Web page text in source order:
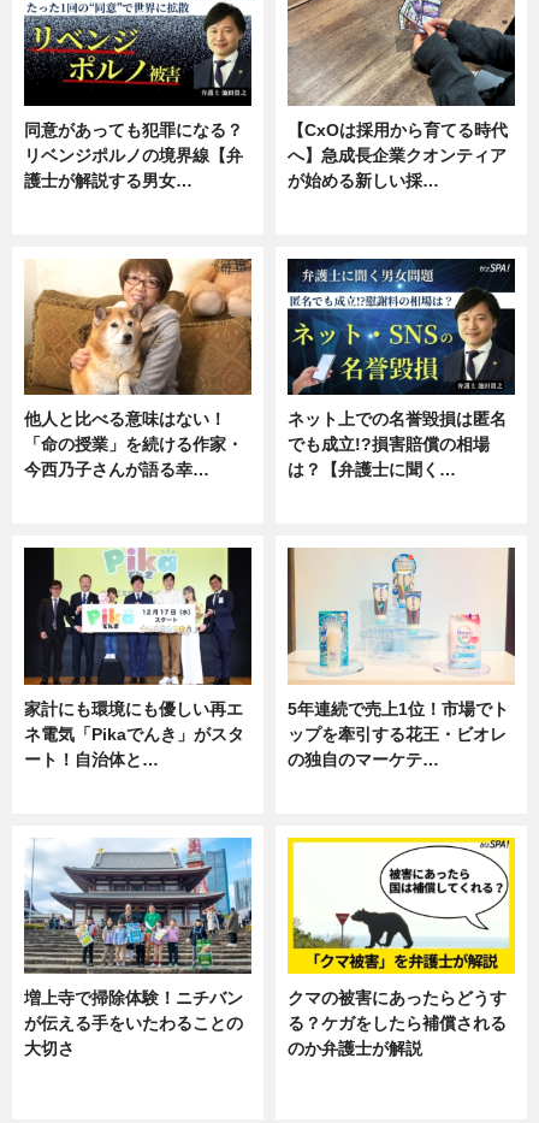
同意があっても犯罪になる？
リベンジポルノの境界線【弁
護士が解説する男女…
【CxOは採用から育てる時代
へ】急成長企業クオンティア
が始める新しい採…
他人と比べる意味はない！
「命の授業」を続ける作家・
今西乃子さんが語る幸…
ネット上での名誉毀損は匿名
でも成立!?損害賠償の相場
は？【弁護士に聞く…
家計にも環境にも優しい再エ
ネ電気「Pikaでんき」がスタ
ート！自治体と…
5年連続で売上1位！市場でト
ップを牽引する花王・ビオレ
の独自のマーケテ…
増上寺で掃除体験！ニチバン
が伝える手をいたわることの
大切さ
クマの被害にあったらどうす
る？ケガをしたら補償される
のか弁護士が解説